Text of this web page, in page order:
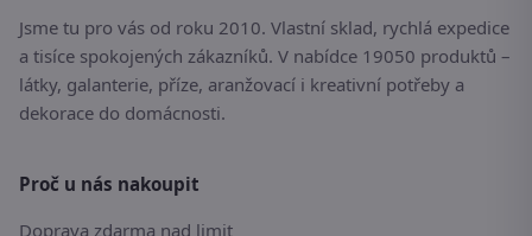
Jsme tu pro vás od roku 2010. Vlastní sklad, rychlá expedice
a tisíce spokojených zákazníků. V nabídce 19050 produktů –
látky, galanterie, příze, aranžovací i kreativní potřeby a
dekorace do domácnosti.
Proč u nás nakoupit
Doprava zdarma nad limit